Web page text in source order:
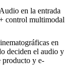
Audio en la entrada
control multimodal
en
deciden el audio y
producto y e-